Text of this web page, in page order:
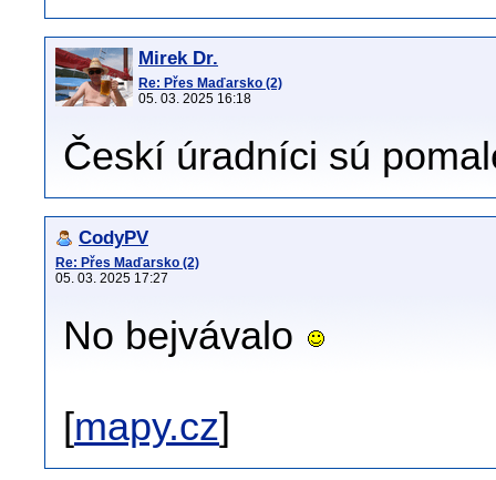
Mirek Dr.
Re: Přes Maďarsko (2)
05. 03. 2025 16:18
Českí úradníci sú
CodyPV
Re: Přes Maďarsko (2)
05. 03. 2025 17:27
No bejvávalo
[mapy.cz]